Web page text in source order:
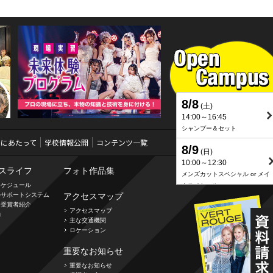
Next
あたって 学校情報公開 コンテンツ一覧
ライフ
ジュール
ポートシステム
賞者紹介
フォト作品集
アクセスマップ
アクセスマップ
主な交通機関
ロケーション
重要なお知らせ
重要なお知らせ
8/8 (土)
14:00～16:45
シャンプー＆セット
8/9 (日)
10:00～12:30
メンズカットスペシャル or メイ
クスペシャル